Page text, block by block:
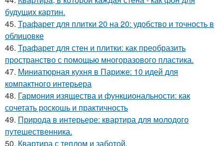
будущих картин.
45. Трафарет для плитки 20 на 20: удобство и точность в
облицовке
46. Трафарет для стен и плитки: как преобразить
пространство с помощью многоразового пластика.
47. Миниатюрная кухня в Париже: 10 идей для
компактного интерьера
48. Гармония изящества и функциональности: как
сочетать роскошь и практичность
49. Природа в интерьере: квартира для молодого
путешественника.
50. Квартира с теплом и заботой.